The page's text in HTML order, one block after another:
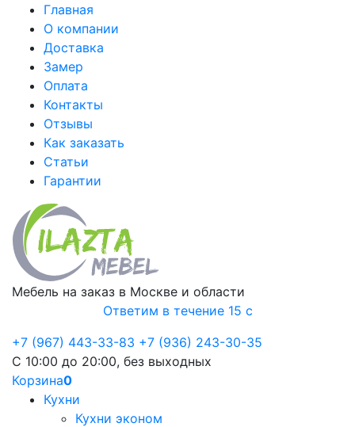
Главная
О компании
Доставка
Замер
Оплата
Контакты
Отзывы
Как заказать
Статьи
Гарантии
Мебель на заказ в Москве и области
Ответим в течение 15 с
+7 (967) 443-33-83 +7 (936) 243-30-35
С 10:00 до 20:00, без выходных
Корзина0
Кухни
Кухни эконом